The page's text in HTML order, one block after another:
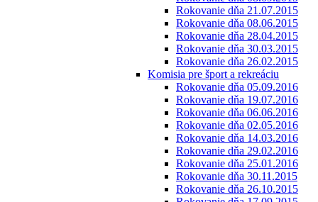
Rokovanie dňa 21.07.2015
Rokovanie dňa 08.06.2015
Rokovanie dňa 28.04.2015
Rokovanie dňa 30.03.2015
Rokovanie dňa 26.02.2015
Komisia pre šport a rekreáciu
Rokovanie dňa 05.09.2016
Rokovanie dňa 19.07.2016
Rokovanie dňa 06.06.2016
Rokovanie dňa 02.05.2016
Rokovanie dňa 14.03.2016
Rokovanie dňa 29.02.2016
Rokovanie dňa 25.01.2016
Rokovanie dňa 30.11.2015
Rokovanie dňa 26.10.2015